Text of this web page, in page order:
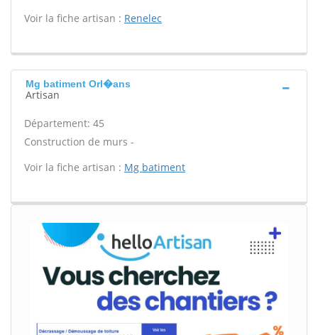
Voir la fiche artisan : Renelec
Mg batiment Orl�ans
Artisan
Département: 45
Construction de murs -
Voir la fiche artisan : Mg batiment